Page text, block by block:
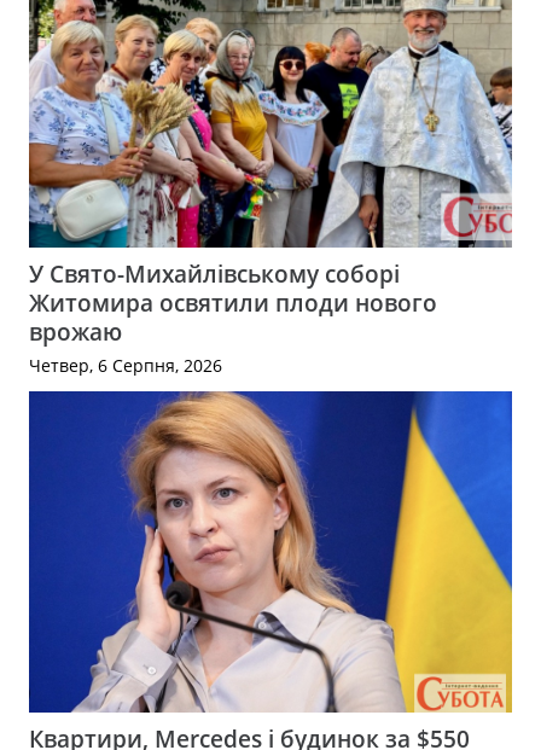
У Свято-Михайлівському соборі
Житомира освятили плоди нового
врожаю
Четвер, 6 Серпня, 2026
Квартири, Mercedes і будинок за $550